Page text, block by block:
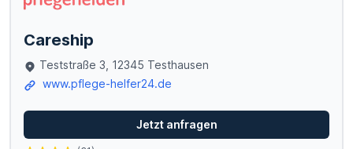
Careship
Teststraße 3, 12345 Testhausen
www.pflege-helfer24.de
Jetzt anfragen